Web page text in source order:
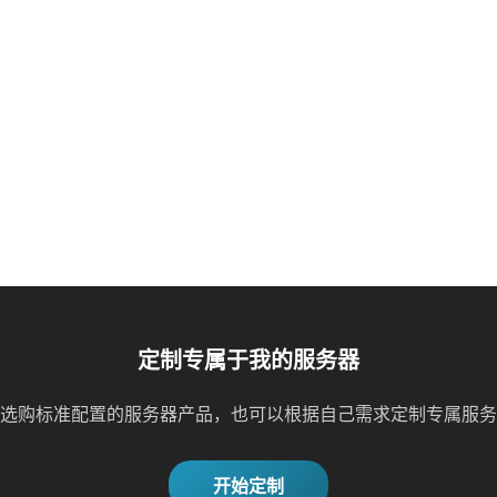
定制专属于我的服务器
购标准配置的服务器产品，也可以根据自己需求定制专属服
开始定制